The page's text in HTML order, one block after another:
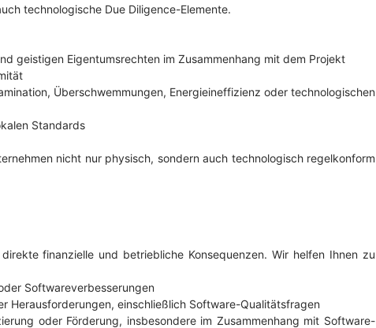
technologische Due Diligence-Elemente.
geistigen Eigentumsrechten im Zusammenhang mit dem Projekt
Überschwemmungen, Energieineffizienz oder technologischen
Standards
nicht nur physisch, sondern auch technologisch regelkonform
finanzielle und betriebliche Konsequenzen. Wir helfen Ihnen zu
Softwareverbesserungen
Herausforderungen, einschließlich Software-Qualitätsfragen
oder Förderung, insbesondere im Zusammenhang mit Software-